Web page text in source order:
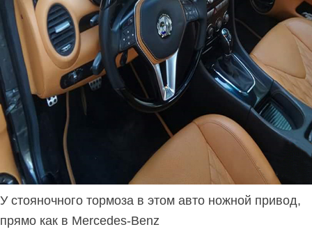
У стояночного тормоза в этом авто ножной привод,
прямо как в Mercedes-Benz